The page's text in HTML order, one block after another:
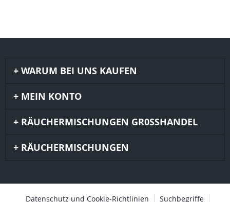
WARUM BEI UNS KAUFEN
MEIN KONTO
RÄUCHERMISCHUNGEN GR0SSHANDEL
RÄUCHERMISCHUNGEN
Datenschutz und Cookie-Richtlinien Suchbegriffe